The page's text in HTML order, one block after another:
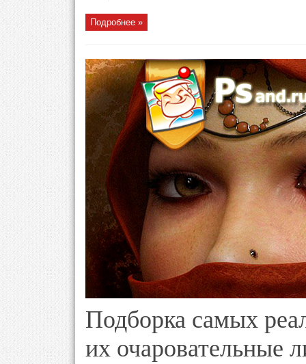
Подробнее »
Подборка самых
их очаровательные